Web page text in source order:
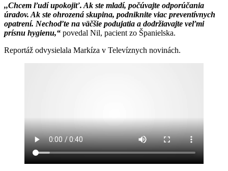
,,Chcem ľudí upokojiť. Ak ste mladí, počúvajte odporúčania
úradov. Ak ste ohrozená skupina, podniknite viac preventívnych
opatrení. Nechoďte na väčšie podujatia a dodržiavajte veľmi
prísnu hygienu,“ povedal Nil, pacient zo Španielska.
Reportáž odvysielala Markíza v Televíznych novinách.